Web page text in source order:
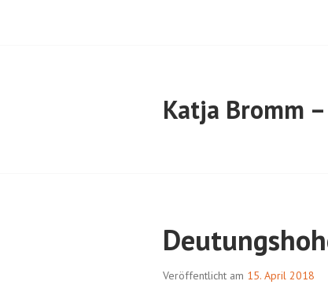
Katja Bromm
Veröffentlicht am 15. April 2018